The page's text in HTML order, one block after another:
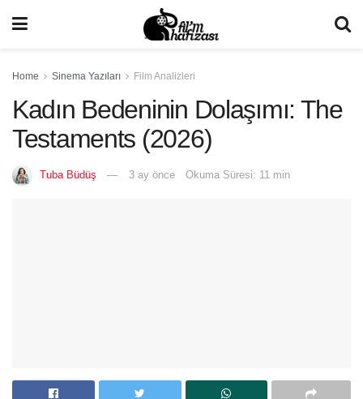
Home Sinema Yazıları Film Analizleri
Kadın Bedeninin Dolaşımı: The
Testaments (2026)
Tuba Büdüş 3 ay önce Okuma Süresi: 11 min